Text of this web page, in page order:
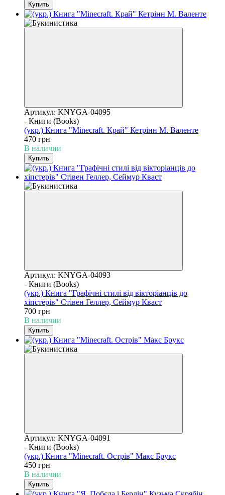
Купить
Артикул: KNYGA-04095
- Книги (Books)
(укр.) Книга "Minecraft. Край" Кетрінн М. Валенте
470 грн
В наличии
Купить
Артикул: KNYGA-04093
- Книги (Books)
(укр.) Книга "Графічні стилі від вікторіанців до
хіпстерів" Стівен Геллер, Сеймур Кваст
700 грн
В наличии
Купить
Артикул: KNYGA-04091
- Книги (Books)
(укр.) Книга "Minecraft. Острів" Макс Брукс
450 грн
В наличии
Купить